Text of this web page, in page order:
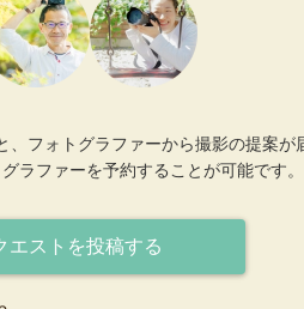
フォトグラファーから撮影の提案が
ラファーを予約することが可能です。
エストを投稿する